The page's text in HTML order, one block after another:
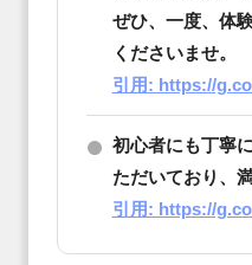
ぜひ、一度、体
くださいませ。
引用: https://
初心者にも丁寧
ただいており、
引用: https://